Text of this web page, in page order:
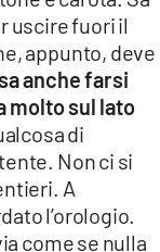
uscire fuori il
appunto, deve
anche farsi
molto sul lato
di
Non ci si
A
l’orologio.
come se nulla